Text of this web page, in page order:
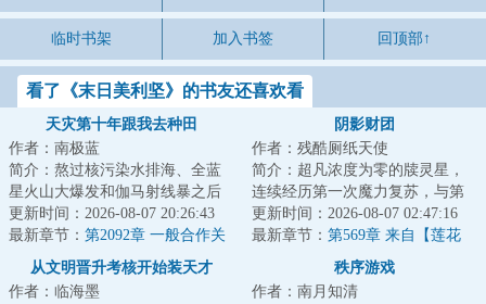
临时书架 加入书签 回顶部↑
看了《末日美利坚》的书友还喜欢看
天灾第十年跟我去种田
作者：南极蓝
简介：熬过核污染水排海、全蓝
星火山大爆发和伽马射线暴之后
的天灾第十年，夏青昂首挺胸走
出安全区。谁都...
更新时间：2026-08-07 20:26:43
最新章节： 第2092章 一般合作关
阴影财团
作者：残酷厕纸天使
简介：超凡浓度为零的牍灵星，
连续经历第一次魔力复苏，与第
二次魔幻工业革命的大失败后，
再度掀起第三轮...
更新时间：2026-08-07 02:47:16
最新章节： 第569章 来自【莲花
宫】的技术指导
从文明晋升考核开始装天才
作者：临海墨
秩序游戏
作者：南月知清